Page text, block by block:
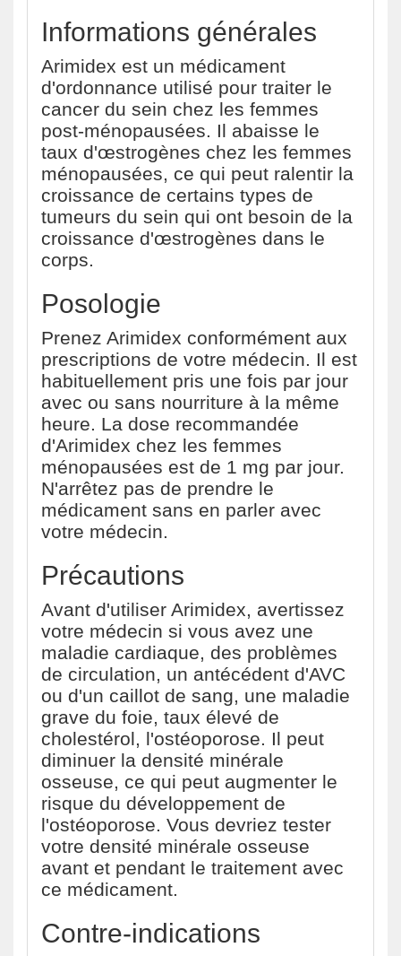
Informations générales
Arimidex est un médicament
d'ordonnance utilisé pour traiter le
cancer du sein chez les femmes
post-ménopausées. Il abaisse le
taux d'œstrogènes chez les femmes
ménopausées, ce qui peut ralentir la
croissance de certains types de
tumeurs du sein qui ont besoin de la
croissance d'œstrogènes dans le
corps.
Posologie
Prenez Arimidex conformément aux
prescriptions de votre médecin. Il est
habituellement pris une fois par jour
avec ou sans nourriture à la même
heure. La dose recommandée
d'Arimidex chez les femmes
ménopausées est de 1 mg par jour.
N'arrêtez pas de prendre le
médicament sans en parler avec
votre médecin.
Précautions
Avant d'utiliser Arimidex, avertissez
votre médecin si vous avez une
maladie cardiaque, des problèmes
de circulation, un antécédent d'AVC
ou d'un caillot de sang, une maladie
grave du foie, taux élevé de
cholestérol, l'ostéoporose. Il peut
diminuer la densité minérale
osseuse, ce qui peut augmenter le
risque du développement de
l'ostéoporose. Vous devriez tester
votre densité minérale osseuse
avant et pendant le traitement avec
ce médicament.
Contre-indications